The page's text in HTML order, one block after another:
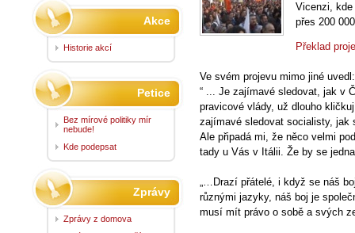
Vicenzi,
přes 200
Překlad
Ve svém projevu mimo jiné uvedl:
“ ... Je zajímavé sledovat, jak v
pravicové vlády, už dlouho
zajímavé sledovat socialisty, jak
Ale připadá mi, že něco velmi
tady u Vás v Itálii. Že by se
„…Drazí přátelé, i když se náš
různými jazyky, náš boj je
musí mít právo o sobě a svých
Akce
Historie akcí
Petice
Bez mírové politiky mír
nebude!
Kde podepsat
Zprávy
Zprávy z domova